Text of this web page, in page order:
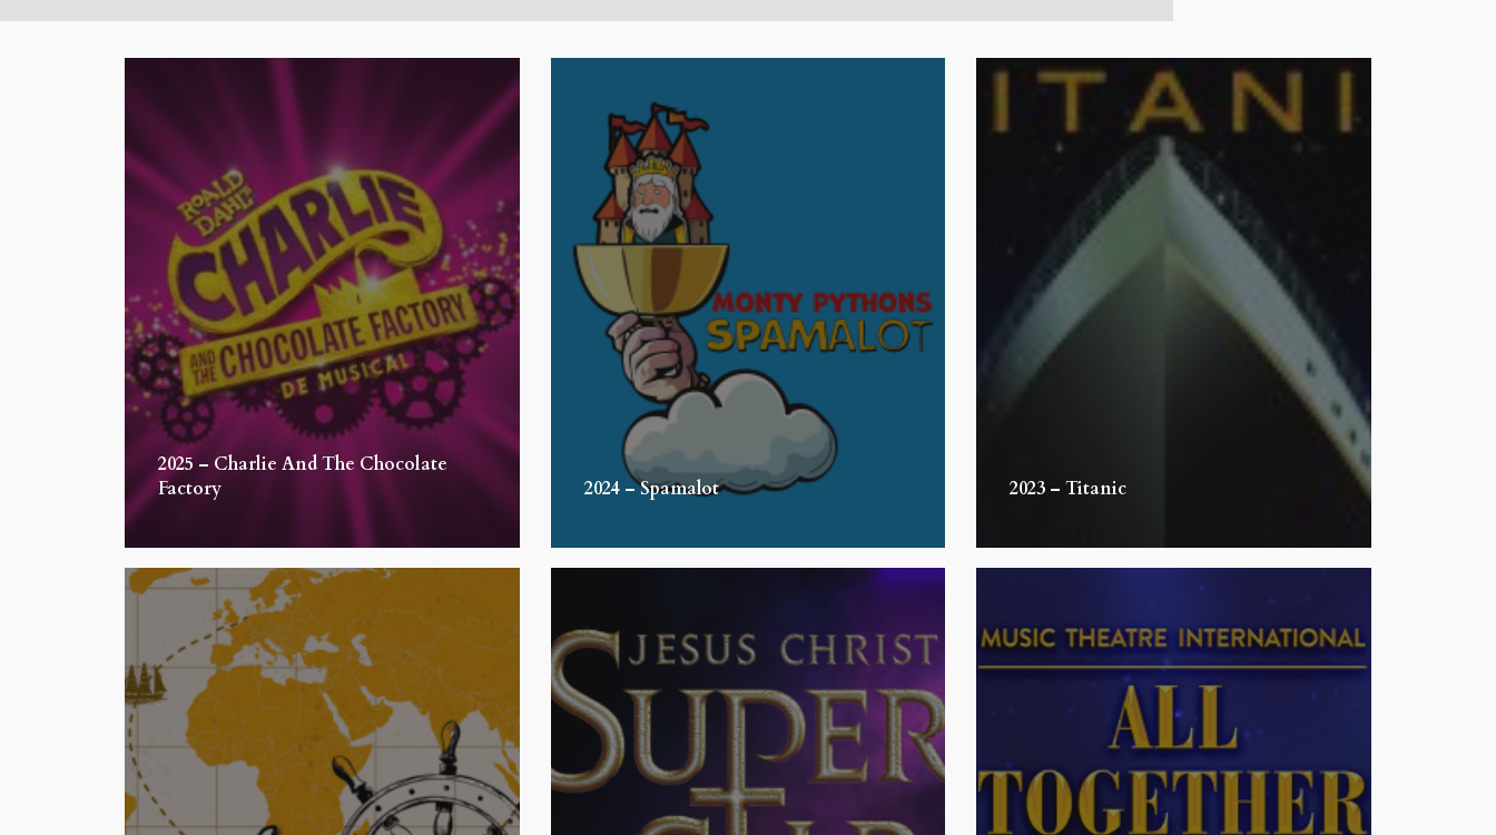
2025 – Charlie And The Chocolate
Factory
2024 – Spamalot 2023 – Titanic